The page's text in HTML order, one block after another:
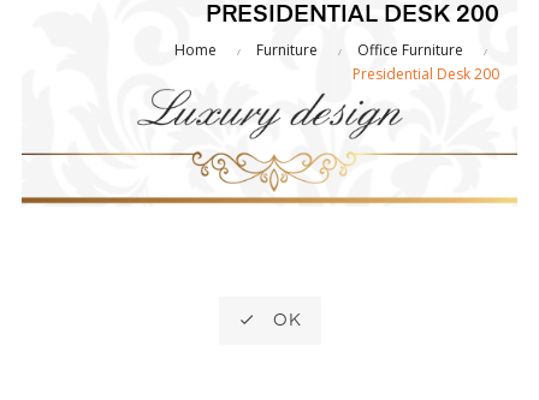
PRESIDENTIAL DESK 200
Home Furniture
Office Furniture
Presidential Desk 200
 OK